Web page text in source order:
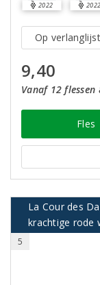
2022 2022
Op verlanglijst
9,40
Vanaf 12
Fles
La Cour des
krachtige rode
5